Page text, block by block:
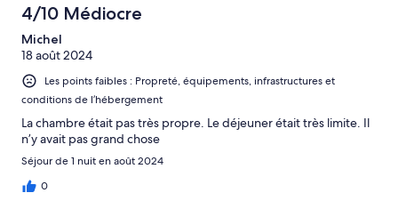
4/10 Médiocre
Michel
18 août 2024
Les points faibles : Propreté, équipements, infrastructures et
conditions de l’hébergement
La chambre était pas très propre. Le déjeuner était très limite. Il
n’y avait pas grand chose
Séjour de 1 nuit en août 2024
0